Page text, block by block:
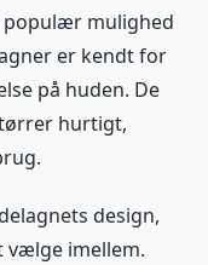
populær mulighed
er kendt for
på huden. De
hurtigt,
design,
vælge imellem.